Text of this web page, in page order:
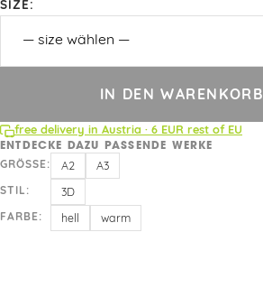
SIZE:
IN DEN WARENKORB
free delivery in Austria · 6 EUR rest of EU
ENTDECKE DAZU PASSENDE WERKE
GRÖSSE:
A2 A3
STIL: 3D
FARBE: hell warm